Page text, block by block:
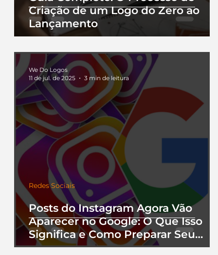
Criação de um Logo do Zero ao
Lançamento
Posts do Instagram Agora Vão
Aparecer no Google: O Que Isso
Significa e Como Preparar Seu
Perfil
Redes Sociais
We Do Logos
11 de jul. de 2025
3 min de leitura